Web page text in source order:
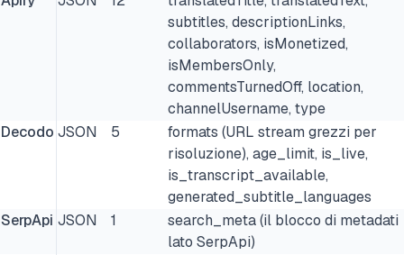
subtitles, descriptionLinks,
collaborators, isMonetized,
isMembersOnly,
commentsTurnedOff, location,
channelUsername, type
Decodo JSON 5
formats (URL stream grezzi per
risoluzione), age_limit, is_live,
is_transcript_available,
generated_subtitle_languages
SerpApi JSON 1
search_meta (il blocco di metadati
lato SerpApi)